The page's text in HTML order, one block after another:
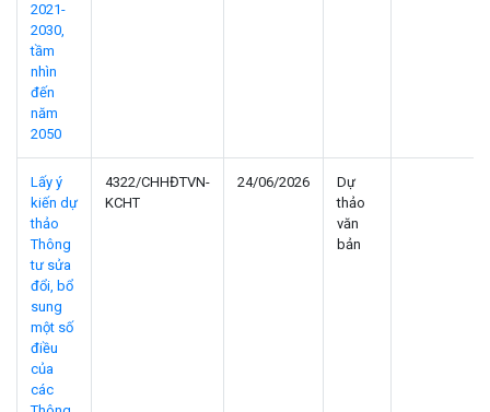
2021-
2030,
tầm
nhìn
đến
năm
2050
Lấy ý
kiến dự
thảo
Thông
tư sửa
đổi, bổ
sung
một số
điều
của
các
4322/CHHĐTVN-
KCHT
24/06/2026
Dự
thảo
văn
bản